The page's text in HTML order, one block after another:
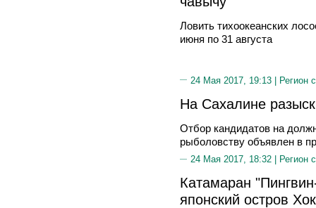
Ловить тихоокеанских
июня по 31 августа
24 Мая 2017, 19:13 | Регион
На Сахалине
Отбор кандидатов на
рыболовству объявлен в
24 Мая 2017, 18:32 | Регион
Катамаран
японский остров